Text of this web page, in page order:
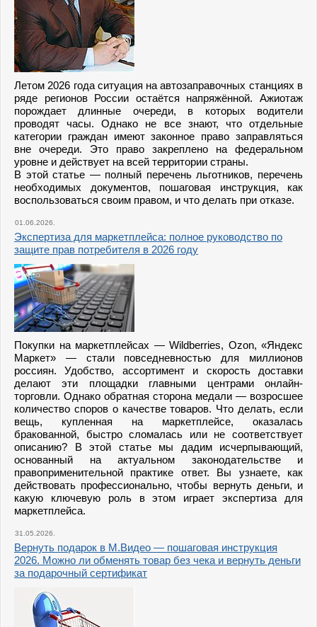
Летом 2026 года ситуация на автозаправочных станциях в
ряде регионов России остаётся напряжённой. Ажиотаж
порождает длинные очереди, в которых водители
проводят часы. Однако не все знают, что отдельные
категории граждан имеют законное право заправляться
вне очереди. Это право закреплено на федеральном
уровне и действует на всей территории страны.
В этой статье — полный перечень льготников, перечень
необходимых документов, пошаговая инструкция, как
воспользоваться своим правом, и что делать при отказе.
01.06.2026.
Экспертиза для маркетплейса: полное руководство по
защите прав потребителя в 2026 году
Покупки на маркетплейсах — Wildberries, Ozon, «Яндекс
Маркет» — стали повседневностью для миллионов
россиян. Удобство, ассортимент и скорость доставки
делают эти площадки главными центрами онлайн-
торговли. Однако обратная сторона медали — возросшее
количество споров о качестве товаров. Что делать, если
вещь, купленная на маркетплейсе, оказалась
бракованной, быстро сломалась или не соответствует
описанию? В этой статье мы дадим исчерпывающий,
основанный на актуальном законодательстве и
правоприменительной практике ответ. Вы узнаете, как
действовать профессионально, чтобы вернуть деньги, и
какую ключевую роль в этом играет экспертиза для
маркетплейса.
31.05.2026.
Вернуть подарок в М.Видео — пошаговая инструкция
2026. Можно ли обменять товар без чека и вернуть деньги
за подарочный сертификат